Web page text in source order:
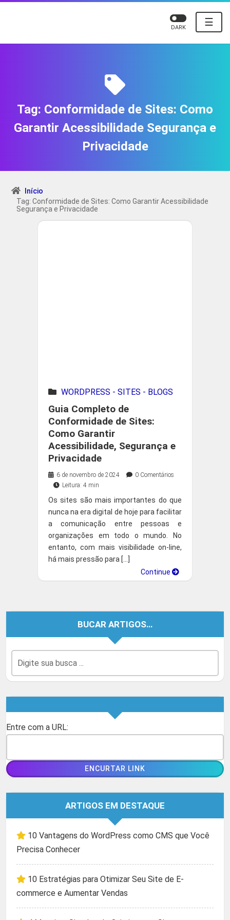
☰
DARK
Tag: Conformidade de Sites: Como
Garantir Acessibilidade Segurança e
Privacidade
Início
Tag: Conformidade de Sites: Como Garantir Acessibilidade
Segurança e Privacidade
WORDPRESS - SITES - BLOGS
Guia Completo de
Conformidade de Sites:
Como Garantir
Acessibilidade, Segurança e
Privacidade
6 de novembro de 2024
0 Comentários
Leitura: 4 min
Os sites são mais importantes do que
nunca na era digital de hoje para facilitar
a comunicação entre pessoas e
organizações em todo o mundo. No
entanto, com mais visibilidade on-line,
há mais pressão para […]
Continue
BUCAR ARTIGOS…
Entre com a URL:
ARTIGOS EM DESTAQUE
10 Vantagens do WordPress como CMS que Você
Precisa Conhecer
10 Estratégias para Otimizar Seu Site de E-
commerce e Aumentar Vendas